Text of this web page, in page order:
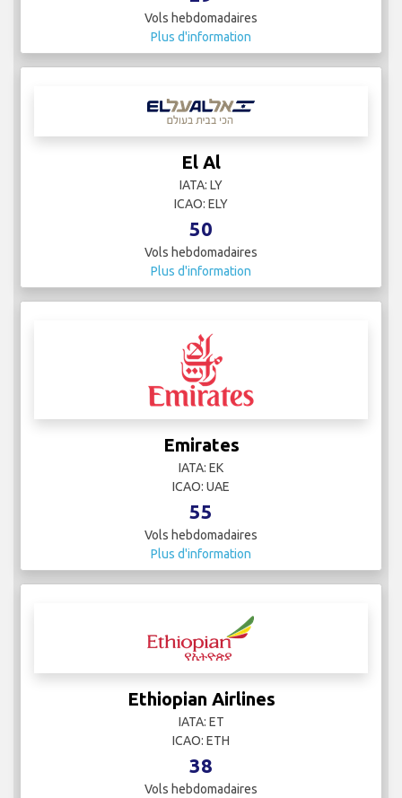
Vols hebdomadaires
Plus d'information
El Al
IATA: LY
ICAO: ELY
50
Vols hebdomadaires
Plus d'information
Emirates
IATA: EK
ICAO: UAE
55
Vols hebdomadaires
Plus d'information
Ethiopian Airlines
IATA: ET
ICAO: ETH
38
Vols hebdomadaires